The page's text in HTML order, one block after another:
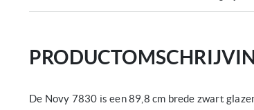
De Novy 7830 is een 89,8 cm brede zwart